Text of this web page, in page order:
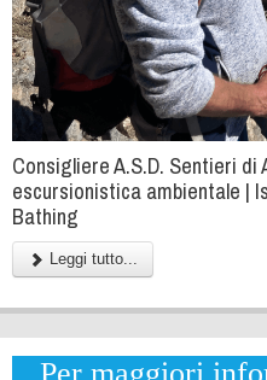
Consigliere A.S.D. Sentieri di
escursionistica ambientale |
Bathing
Leggi tutto...
Per maggiori